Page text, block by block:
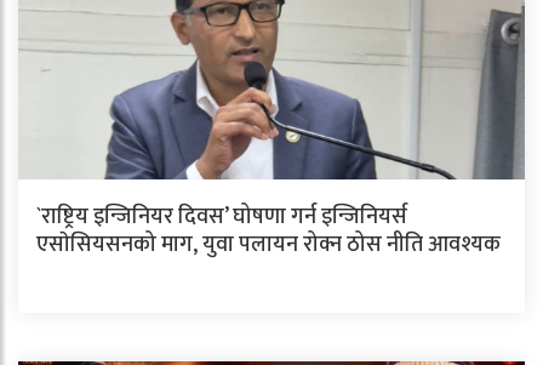
`राष्ट्रिय इन्जिनियर दिवस’ घोषणा गर्न इन्जिनियर्स
एसाेसियसनको माग, युवा पलायन रोक्न ठोस नीति आवश्यक